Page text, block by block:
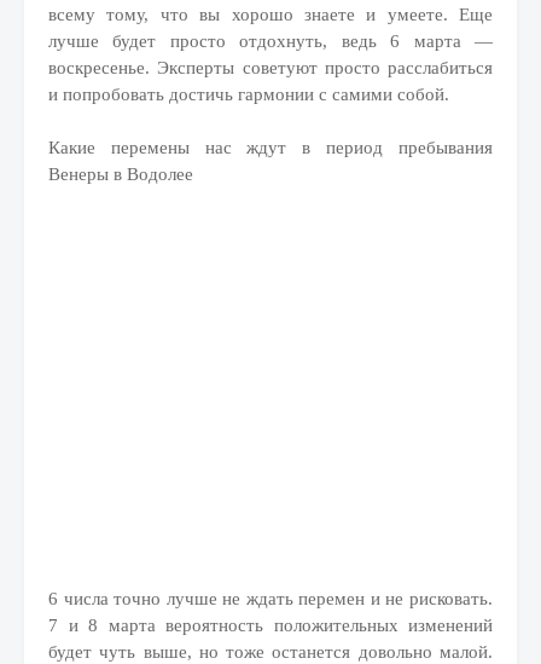
всему тому, что вы хорошо знаете и умеете. Еще
лучше будет просто отдохнуть, ведь 6 марта —
воскресенье. Эксперты советуют просто расслабиться
и попробовать достичь гармонии с самими собой.
Какие перемены нас ждут в период пребывания
Венеры в Водолее
6 числа точно лучше не ждать перемен и не рисковать.
7 и 8 марта вероятность положительных изменений
будет чуть выше, но тоже останется довольно малой.